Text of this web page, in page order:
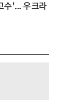
수'... 우크라